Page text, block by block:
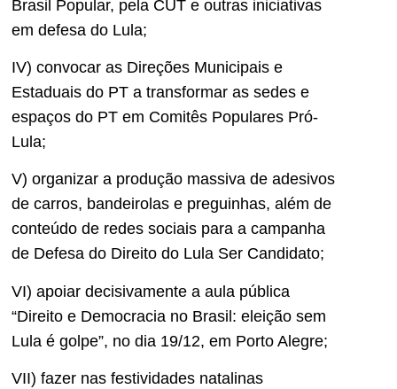
Brasil Popular, pela CUT e outras iniciativas
em defesa do Lula;
IV) convocar as Direções Municipais e
Estaduais do PT a transformar as sedes e
espaços do PT em Comitês Populares Pró-
Lula;
V) organizar a produção massiva de adesivos
de carros, bandeirolas e preguinhas, além de
conteúdo de redes sociais para a campanha
de Defesa do Direito do Lula Ser Candidato;
VI) apoiar decisivamente a aula pública
“Direito e Democracia no Brasil: eleição sem
Lula é golpe”, no dia 19/12, em Porto Alegre;
VII) fazer nas festividades natalinas